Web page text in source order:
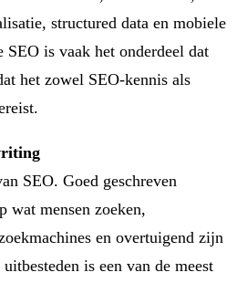
structured data en mobiele
SEO is vaak het onderdeel dat
het zowel SEO-kennis als
SEO. Goed geschreven
wat mensen zoeken,
en overtuigend zijn
is een van de meest